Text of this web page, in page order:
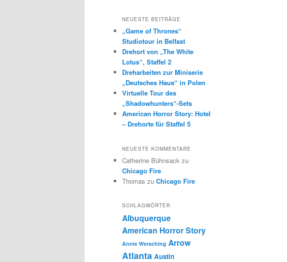
NEUESTE BEITRÄGE
„Game of Thrones“
Studiotour in Belfast
Drehort von „The White
Lotus“, Staffel 2
Dreharbeiten zur Miniserie
„Deutsches Haus“ in Polen
Virtuelle Tour des
„Shadowhunters“-Sets
American Horror Story: Hotel
– Drehorte für Staffel 5
NEUESTE KOMMENTARE
Catherine Bühnsack zu
Chicago Fire
Thomas zu Chicago Fire
SCHLAGWÖRTER
Albuquerque
American Horror Story
Annie Wersching Arrow
Atlanta Austin